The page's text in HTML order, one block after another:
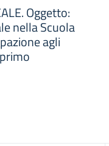
Oggetto:
nella Scuola
agli